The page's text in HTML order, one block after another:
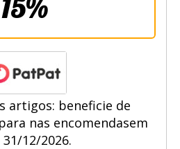
15%
artigos: beneficie de
nas encomendasem
12/2026.